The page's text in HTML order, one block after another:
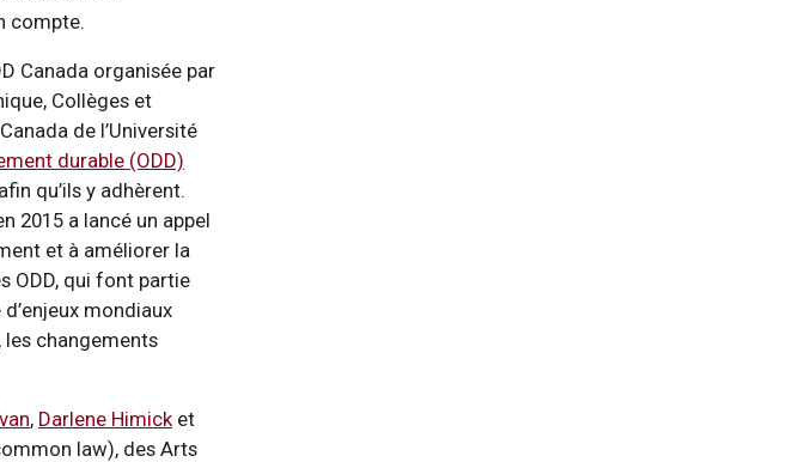
compte.
Canada organisée par
Collèges et
de l’Université
durable (ODD)
qu’ils y adhèrent.
2015 a lancé un appel
et à améliorer la
ODD, qui font partie
mondiaux
changements
, Darlene Himick et
law), des Arts